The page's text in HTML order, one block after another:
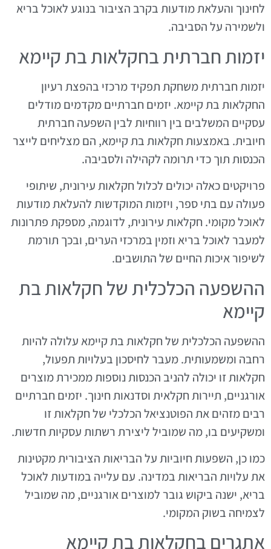
לחינוך והעלאת מודעות בקרב הציבור בנוגע לאוכל בריא
ולשמירה על הסביבה.
יזמות חברתית בחקלאות בת קיימא
יזמות חברתית משחקת תפקיד מרכזי בהפצת רעיון
החקלאות בת קיימא. יזמים חברתיים מקדמים מודלים
עסקיים המשלבים בין רווחיות לבין השפעה חברתית
חיובית. באמצעות חקלאות בת קיימא, הם מצליחים לייצר
הכנסות תוך כדי תרומה לקהילה ולסביבה.
פרויקטים כאלה יכולים לכלול חקלאות עירונית, שיתופי
פעולה עם בתי ספר, ויזמות המוקדשות להעלאת מודעות
לאוכל מקומי. חקלאות עירונית, לדוגמה, מספקת פתרונות
למעבר לאוכל בריא וזמין במרכזי הערים, ובכך תורמת
לשיפור איכות החיים של התושבים.
ההשפעה הכלכלית של חקלאות בת
קיימא
ההשפעה הכלכלית של חקלאות בת קיימא עלולה להיות
רחבה ומשמעותית. מעבר לחיסכון בעלויות תפעול,
חקלאות זו יכולה להניב הכנסות נוספות ממכירת מוצרים
אורגניים, תיירות חקלאית וסדנאות חינוך. יזמים חברתיים
רבים מזהים את הפוטנציאל הכלכלי של חקלאות זו
ומשקיעים בו, מה שמוביל ליצירת רשתות עסקיות חדשות.
כמו כן, השפעות חיוביות על הבריאות הציבורית מקטינות
את עלויות הבריאות במדינה. עם עלייה במודעות לאוכל
בריא, ישנה ביקוש גובר למוצרים אורגניים, מה שמוביל
לצמיחה בשוק המקומי.
אתגרים בחקלאות בת קיימא